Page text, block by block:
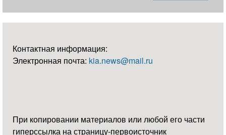
Контактная информация:
Электронная почта: kia.news@mail.ru
При копировании материалов или любой его части
гиперссылка на страницу-первоисточник